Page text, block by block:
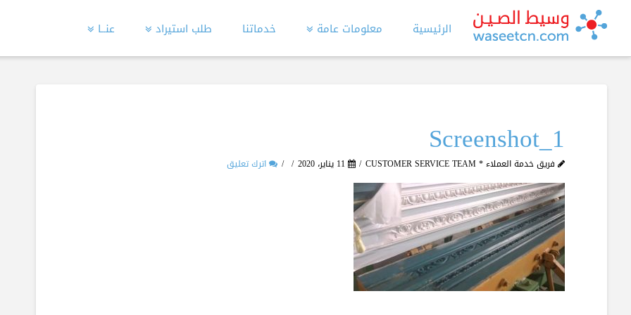
الرئيسية معلومات عامة خدماتنا طلب استيراد عنــا
Screenshot_1
فريق خدمة العملاء * CUSTOMER SERVICE TEAM 11 يناير، 2020 اترك تعليق